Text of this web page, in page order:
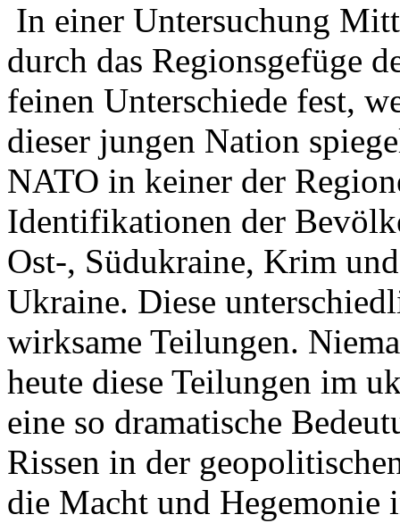
In einer Untersuchung
durch das Regionsgefüge
feinen Unterschiede fest,
dieser jungen Nation
NATO in keiner der
Identifikationen der
Ost-, Südukraine, Krim
Ukraine. Diese
wirksame Teilungen.
heute diese Teilungen im
eine so dramatische
Rissen in der
die Macht und Hegemonie